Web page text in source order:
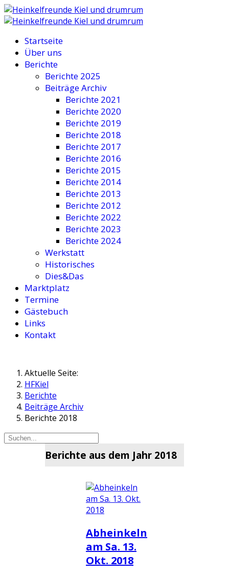
Startseite
Über uns
Berichte
Berichte 2025
Beiträge Archiv
Berichte 2021
Berichte 2020
Berichte 2019
Berichte 2018
Berichte 2017
Berichte 2016
Berichte 2015
Berichte 2014
Berichte 2013
Berichte 2012
Berichte 2022
Berichte 2023
Berichte 2024
Werkstatt
Historisches
Dies&Das
Marktplatz
Termine
Gästebuch
Links
Kontakt
Aktuelle Seite:
HFKiel
Berichte
Beiträge Archiv
Berichte 2018
Berichte aus dem Jahr 2018
Abheinkeln
am Sa. 13.
Okt. 2018